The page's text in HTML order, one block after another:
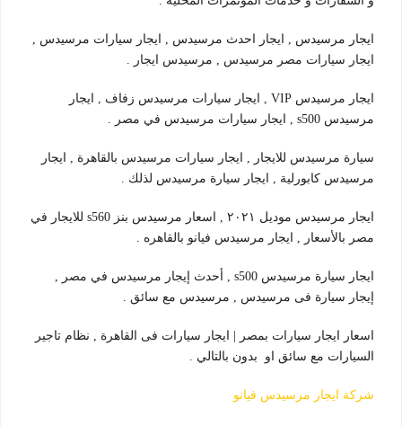
ايجار مرسيدس , ايجار احدث مرسيدس , ايجار سيارات مرسيدس ,
ايجار سيارات مصر مرسيدس , مرسيدس ايجار .
ايجار مرسيدس VIP , ايجار سيارات مرسيدس زفاف , ايجار
مرسيدس s500 , ايجار سيارات مرسيدس في مصر .
سيارة مرسيدس للايجار , ايجار سيارات مرسيدس بالقاهرة , ايجار
مرسيدس كابورلية , ايجار سيارة مرسيدس لذلك .
ايجار مرسيدس موديل ٢٠٢١ , اسعار مرسيدس بنز s560 للايجار في
مصر بالأسعار , ايجار مرسيدس فيانو بالقاهره .
ايجار سيارة مرسيدس s500 , أحدث إيجار مرسيدس في مصر ,
إيجار سيارة فى مرسيدس , مرسيدس مع سائق .
اسعار ايجار سيارات بمصر | ايجار سيارات فى القاهرة , نظام تاجير
السيارات مع سائق او بدون بالتالي .
شركة ايجار مرسيدس فيانو